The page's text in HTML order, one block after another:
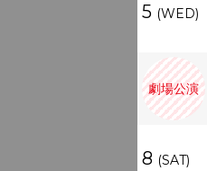
5 (WED)
劇場公演
8 (SAT)